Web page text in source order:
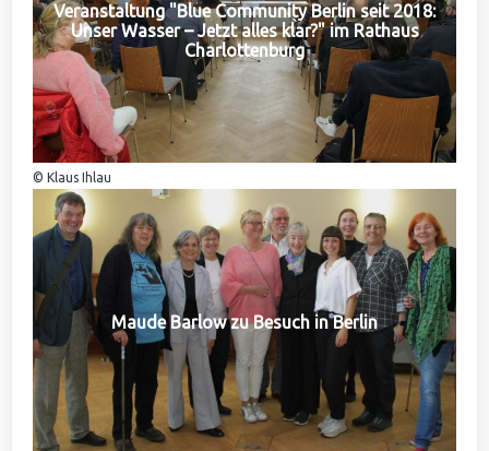
Veranstaltung "Blue Community Berlin seit 2018:
Unser Wasser – Jetzt alles klar?" im Rathaus
Charlottenburg
© Klaus Ihlau
Maude Barlow zu Besuch in Berlin